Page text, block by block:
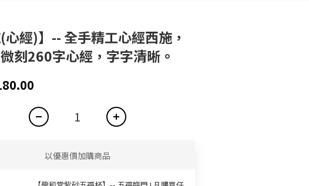
(心經)】-- 全手精工心經西施，
刻260字心經，字字清晰。
以優惠價加購商品